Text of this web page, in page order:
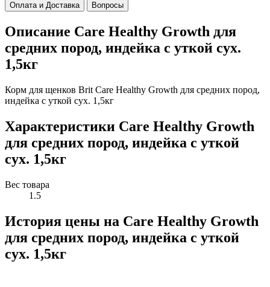
Оплата и Доставка
Вопросы
Описание Care Healthy Growth для
средних пород, индейка с уткой сух.
1,5кг
Корм для щенков Brit Care Healthy Growth для средних пород,
индейка с уткой сух. 1,5кг
Характеристики Care Healthy Growth
для средних пород, индейка с уткой
сух. 1,5кг
Вес товара
1.5
История цены на Care Healthy Growth
для средних пород, индейка с уткой
сух. 1,5кг